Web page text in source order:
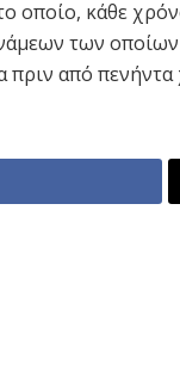
οποίο, κάθε
των οποίων
πριν από πενήντα